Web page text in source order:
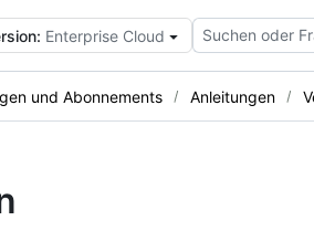
Enterprise Cloud Suchen oder
und Abonnements Anleitungen